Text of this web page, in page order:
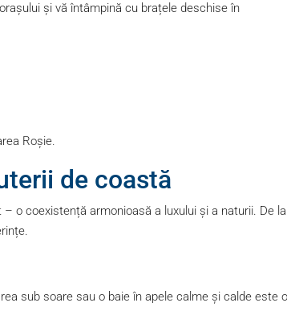
și vă întâmpină cu brațele deschise în
Roșie.
de coastă
o coexistență armonioasă a luxului și a naturii. De la
sub soare sau o baie în apele calme și calde este o